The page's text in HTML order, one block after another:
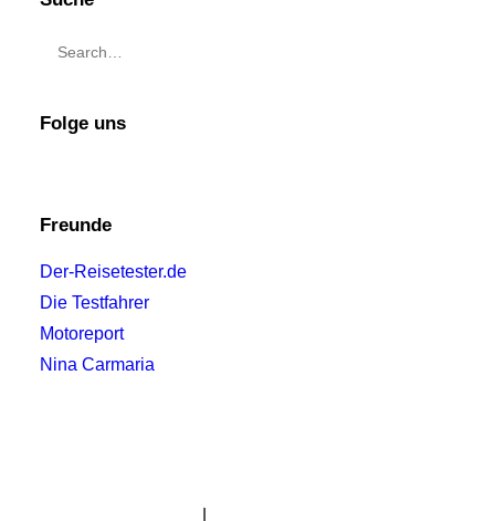
Folge uns
Freunde
Der-Reisetester.de
Die Testfahrer
Motoreport
Nina Carmaria